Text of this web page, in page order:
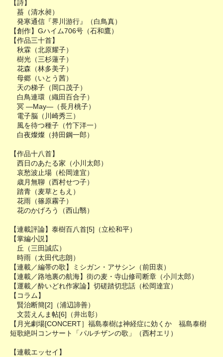
【詩】
蟇（清水昶）
発寒通信『界川游行』（白鳥真）
【創作】Gハイム706号（石和鷹）
【作品三十首】
秋霖（北原耀子）
樹光（三杉蓮子）
花森（林多美子）
母郷（いとう茜）
天の梯子（岡口茂子）
白鳥連環（織田百合子）
冥 ―May―（長月桃子）
電子脳（川崎秀三）
風を待つ種子（竹下洋一）
白夜燦燦（持田鋼一郎）
【作品十八首】
西日のあたる家（小川太郎）
哀愁波止場（松岡達宜）
歳月無聊（西村せつ子）
踏青（麦草ともえ）
花雨（篠原霧子）
花のかげろう（西山翳）
【連載評論】泰樹百八首[5]（立松和平）
【掌編小説】
丘（三田誠広）
時雨（太田代志朗）
【連載／編帯の歌】ミシガン・アサシン（前田衷）
【連載／路地裏の航海】街の麦・寺山修司断章（小川太郎）
【運載／酔いどれ作家論】切磋踏切悲話（松岡達宜）
【コラム】
賢治断簡[2]（浦辺諦善）
文芸えんま帖[6]（井出彰）
【月光劇場[CONCERT］福島泰樹は神経症に効くか 福島泰樹
短歌絶叫コンサート「パルチザンの歌」（西村エリ）
【連載エッセイ】